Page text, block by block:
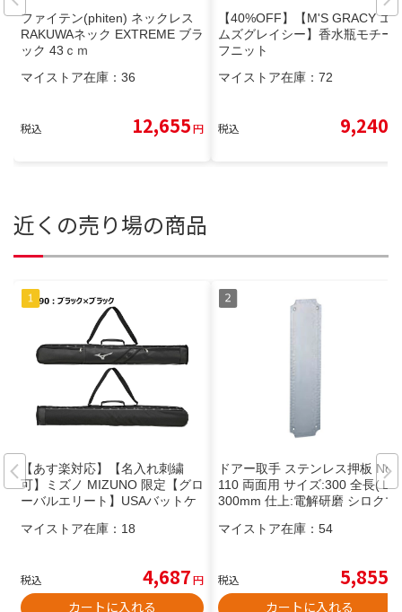
ファイテン(phiten) ネックレス
RAKUWAネック EXTREME ブラ
ック 43ｃｍ
マイストア在庫： 36
税込 12,655円
【40%OFF】【M'S GRACY エ
ムズグレイシー】香水瓶モチー
フニット
マイストア在庫： 72
税込 9,240
近くの売り場の商品
【あす楽対応】【名入れ刺繍
可】ミズノ MIZUNO 限定【グロ
ーバルエリート】USAバットケ
ル ノックバット収納可能 2本入
13 25AW （2507oy）〇ネーム
加工対応 M15 2段刺繍不可
マイストア在庫： 18
税込 4,687円
カートに入れる
ドアー取手 ステンレス押板 No.
110 両面用 サイズ:300 全長(Ｌ):
300mm 仕上:電解研磨 シロクマ
マイストア在庫： 54
税込 5,855
カートに入れる